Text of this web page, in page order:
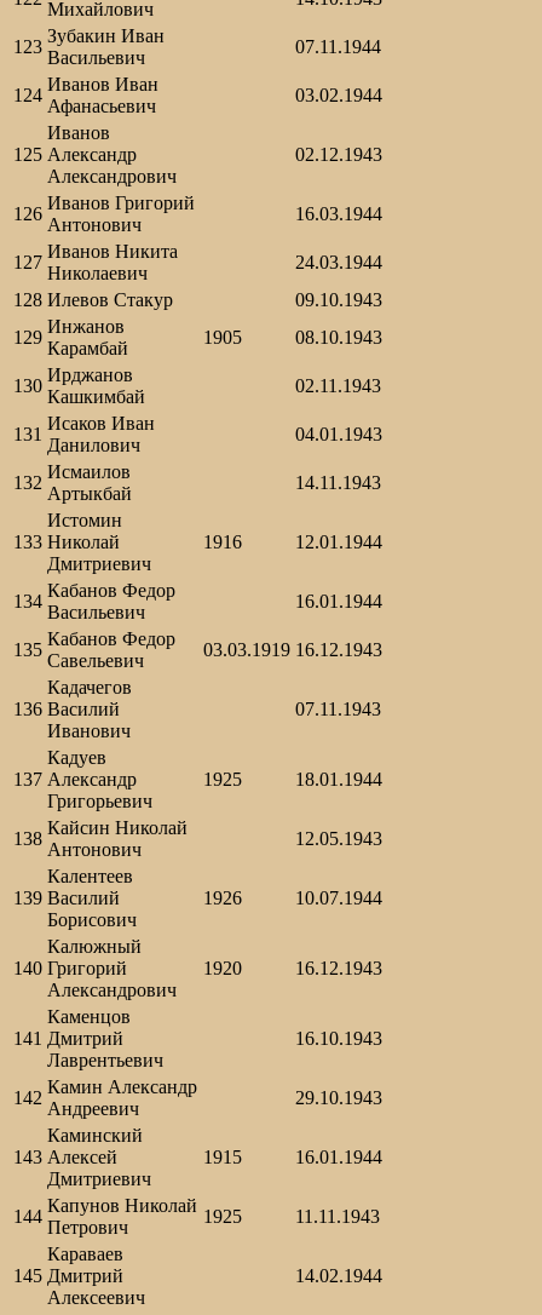
Михайлович
123
Зубакин Иван
Васильевич
07.11.1944
124
Иванов Иван
Афанасьевич
03.02.1944
125
Иванов
Александр
Александрович
02.12.1943
126
Иванов Григорий
Антонович
16.03.1944
127
Иванов Никита
Николаевич
24.03.1944
128 Илевов Стакур
09.10.1943
129
Инжанов
Карамбай
1905 08.10.1943
130
Ирджанов
Кашкимбай
02.11.1943
131
Исаков Иван
Данилович
04.01.1943
132
Исмаилов
Артыкбай
14.11.1943
133
Истомин
Николай
Дмитриевич
1916 12.01.1944
134
Кабанов Федор
Васильевич
16.01.1944
135
Кабанов Федор
Савельевич
03.03.1919 16.12.1943
136
Кадачегов
Василий
Иванович
07.11.1943
137
Кадуев
Александр
Григорьевич
1925 18.01.1944
138
Кайсин Николай
Антонович
12.05.1943
139
Калентеев
Василий
Борисович
1926 10.07.1944
140
Калюжный
Григорий
Александрович
1920 16.12.1943
141
Каменцов
Дмитрий
Лаврентьевич
16.10.1943
142
Камин Александр
Андреевич
29.10.1943
143
Каминский
Алексей
Дмитриевич
1915 16.01.1944
144
Капунов Николай
Петрович
1925 11.11.1943
145
Караваев
Дмитрий
Алексеевич
14.02.1944